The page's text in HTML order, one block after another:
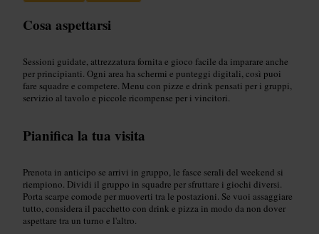
Cosa aspettarsi
Sessioni guidate, attrezzatura fornita e gioco facile da imparare anche
per principianti. Ogni area ha schermi e punteggi digitali, così puoi
fare squadre e competere. Menu con pizze e drink pensati per i gruppi,
servizio al tavolo e piccole ricompense per i vincitori.
Pianifica la tua visita
Prenota in anticipo se arrivi in gruppo, le fasce serali del weekend si
riempiono. Dividi il gruppo in squadre per sfruttare i giochi diversi.
Porta scarpe comode per muoverti tra le postazioni. Se vuoi assaggiare
tutto, considera il pacchetto con drink e pizza in modo da non dover
aspettare tra un turno e l'altro.